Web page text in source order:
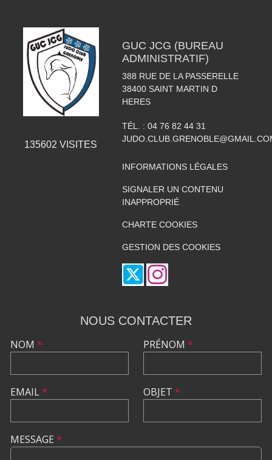
135602 VISITES
GUC JCG (BUREAU
ADMINISTRATIF)
388 RUE DE LA PASSERELLE
38400 SAINT MARTIN D
HERES
TÉL. : 04 76 82 44 31
INFORMATIONS LÉGALES
SIGNALER UN CONTENU
INAPPROPRIÉ
CHARTE COOKIES
GESTION DES COOKIES
NOUS CONTACTER
NOM *
EMAIL*
PRÉNOM *
OBJET *
MESSAGE *